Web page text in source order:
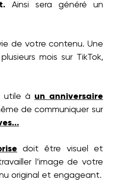
Ainsi sera généré un
de votre contenu. Une
mois sur TikTok,
utile à un anniversaire
de communiquer sur
doit être visuel et
l’image de votre
original et engageant.